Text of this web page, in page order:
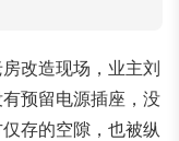
改造现场，业主刘
预留电源插座，没
存的空隙，也被纵